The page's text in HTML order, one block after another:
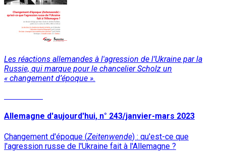
Les réactions allemandes à l'agression de l’Ukraine par la
Russie, qui marque pour le chancelier Scholz un
« changement d’époque ».
Allemagne d'aujourd'hui, n° 243/janvier-mars 2023
Changement d'époque (Zeitenwende) : qu'est-ce que
l'agression russe de l'Ukraine fait à l'Allemagne ?